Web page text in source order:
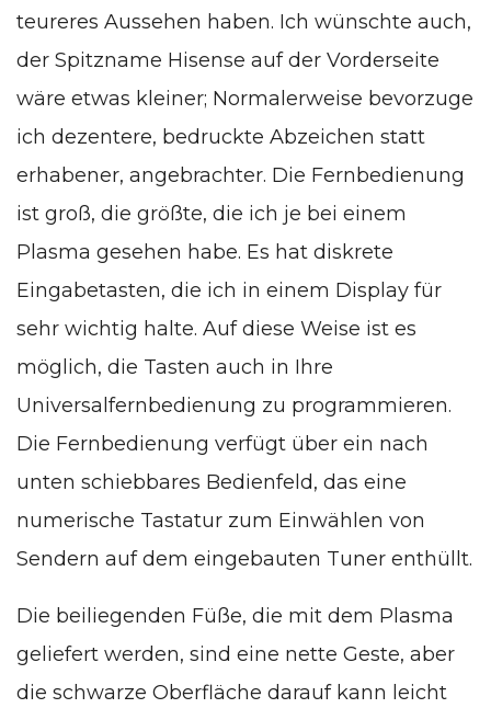
teureres Aussehen haben. Ich wünschte auch,
der Spitzname Hisense auf der Vorderseite
wäre etwas kleiner; Normalerweise bevorzuge
ich dezentere, bedruckte Abzeichen statt
erhabener, angebrachter. Die Fernbedienung
ist groß, die größte, die ich je bei einem
Plasma gesehen habe. Es hat diskrete
Eingabetasten, die ich in einem Display für
sehr wichtig halte. Auf diese Weise ist es
möglich, die Tasten auch in Ihre
Universalfernbedienung zu programmieren.
Die Fernbedienung verfügt über ein nach
unten schiebbares Bedienfeld, das eine
numerische Tastatur zum Einwählen von
Sendern auf dem eingebauten Tuner enthüllt.
Die beiliegenden Füße, die mit dem Plasma
geliefert werden, sind eine nette Geste, aber
die schwarze Oberfläche darauf kann leicht